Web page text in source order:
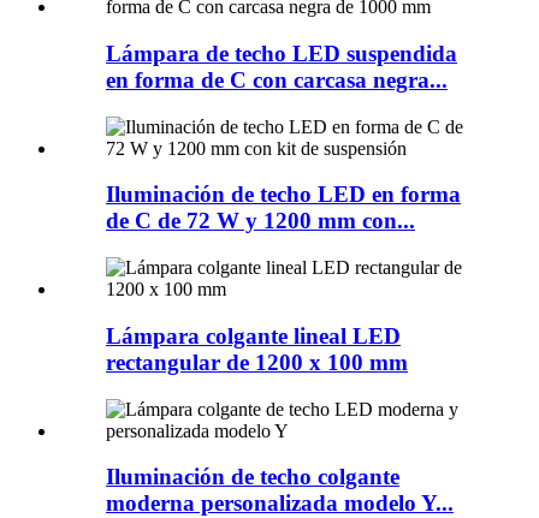
Lámpara de techo LED suspendida
en forma de C con carcasa negra...
Iluminación de techo LED en forma
de C de 72 W y 1200 mm con...
Lámpara colgante lineal LED
rectangular de 1200 x 100 mm
Iluminación de techo colgante
moderna personalizada modelo Y...